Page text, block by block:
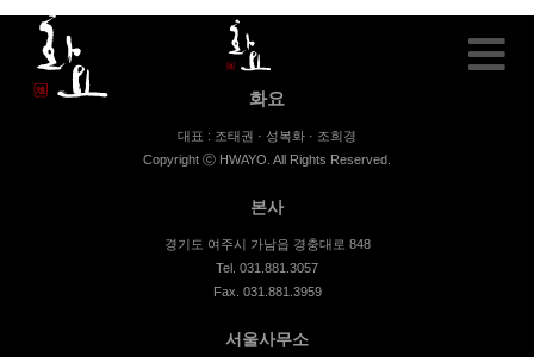
화요
대표 : 조태권 · 성복화 · 조희경
Copyright ⓒ HWAYO. All Rights Reserved.
본사
경기도 여주시 가남읍 경충대로 848
Tel. 031.881.3057
Fax. 031.881.3959
서울사무소